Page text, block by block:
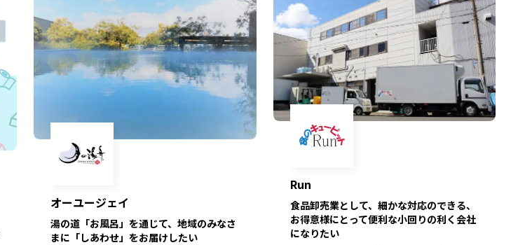
オーユージェイ
湯の道「お風呂」を通じて、地域のみなさ
まに「しあわせ」をお届けしたい
Run
食品卸売業として、細かな対応のできる、
お得意様にとって便利な小回りの利く会社
になりたい